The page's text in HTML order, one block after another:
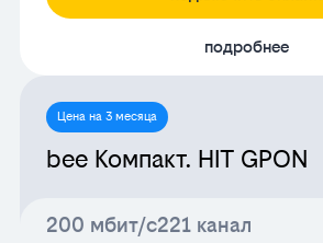
подробнее
Цена на 3 месяца
bee Компакт. HIT GPON
200 мбит/с221 канал